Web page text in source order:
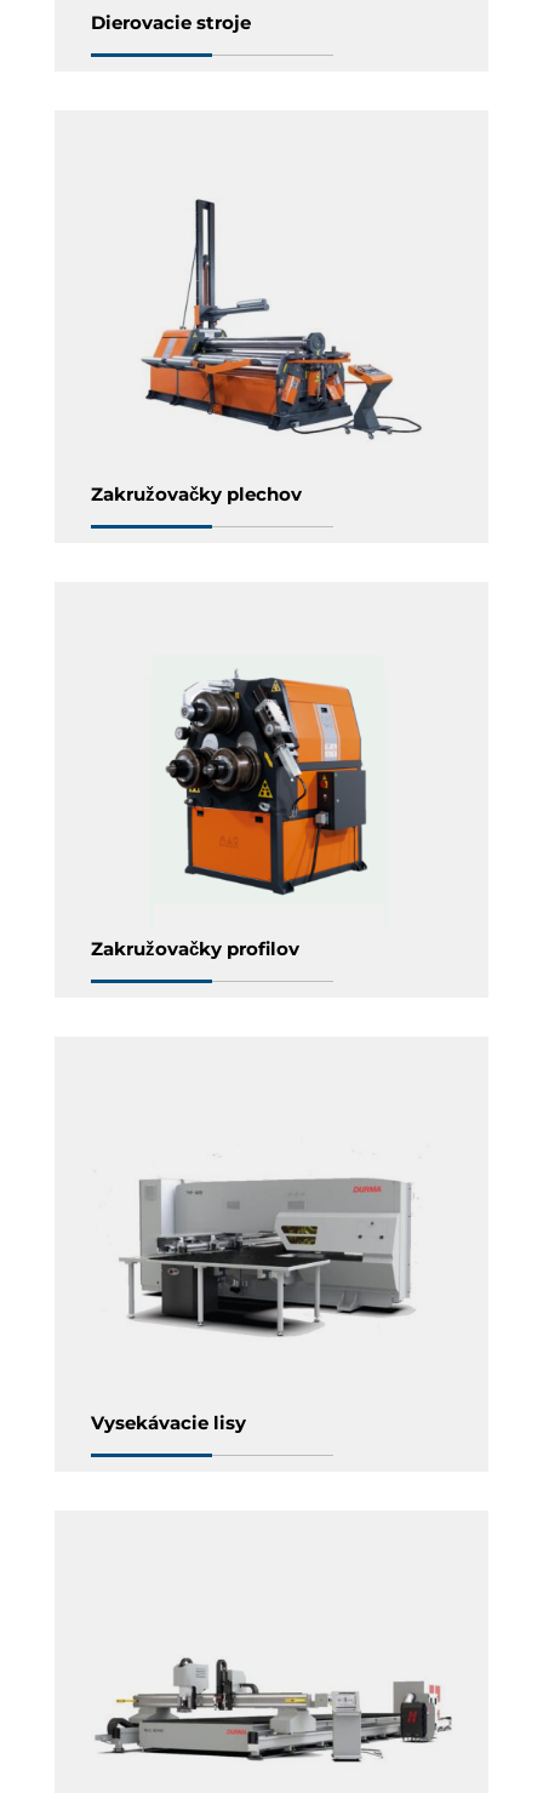
Dierovacie stroje
Zakružovačky plechov
Zakružovačky profilov
Vysekávacie lisy